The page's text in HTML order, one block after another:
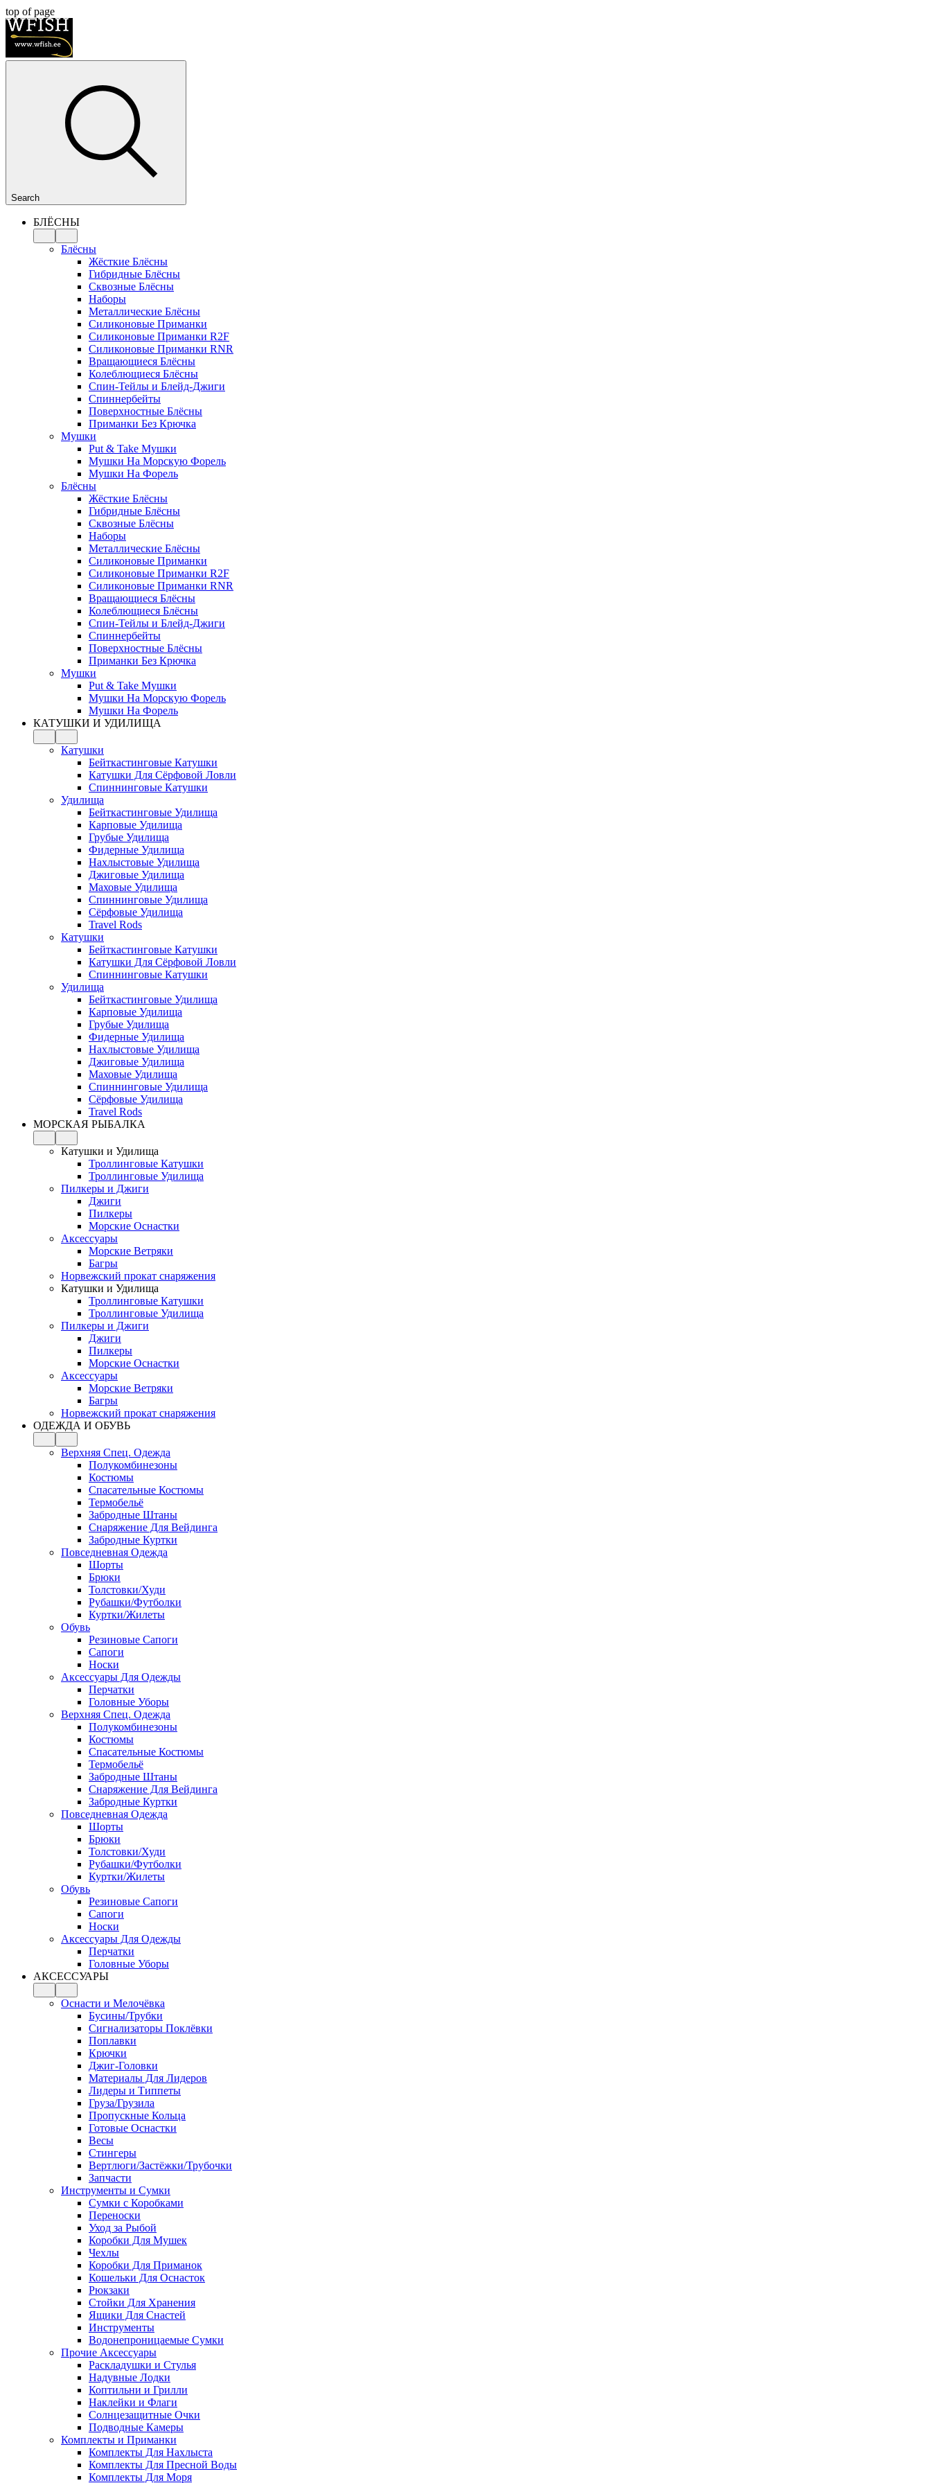
top of page
Search
БЛЁСНЫ
Блёсны
Жёсткие Блёсны
Гибридные Блёсны
Сквозные Блёсны
Наборы
Металлические Блёсны
Силиконовые Приманки
Силиконовые Приманки R2F
Силиконовые Приманки RNR
Вращающиеся Блёсны
Колеблющиеся Блёсны
Спин-Тейлы и Блейд-Джиги
Спиннербейты
Поверхностные Блёсны
Приманки Без Крючка
Мушки
Put & Take Мушки
Мушки На Морскую Форель
Мушки На Форель
Блёсны
Жёсткие Блёсны
Гибридные Блёсны
Сквозные Блёсны
Наборы
Металлические Блёсны
Силиконовые Приманки
Силиконовые Приманки R2F
Силиконовые Приманки RNR
Вращающиеся Блёсны
Колеблющиеся Блёсны
Спин-Тейлы и Блейд-Джиги
Спиннербейты
Поверхностные Блёсны
Приманки Без Крючка
Мушки
Put & Take Мушки
Мушки На Морскую Форель
Мушки На Форель
КАТУШКИ И УДИЛИЩА
Катушки
Бейткастинговые Катушки
Катушки Для Сёрфовой Ловли
Спиннинговые Катушки
Удилища
Бейткастинговые Удилища
Карповые Удилища
Грубые Удилища
Фидерные Удилища
Нахлыстовые Удилища
Джиговые Удилища
Маховые Удилища
Спиннинговые Удилища
Сёрфовые Удилища
Travel Rods
Катушки
Бейткастинговые Катушки
Катушки Для Сёрфовой Ловли
Спиннинговые Катушки
Удилища
Бейткастинговые Удилища
Карповые Удилища
Грубые Удилища
Фидерные Удилища
Нахлыстовые Удилища
Джиговые Удилища
Маховые Удилища
Спиннинговые Удилища
Сёрфовые Удилища
Travel Rods
МОРСКАЯ РЫБАЛКА
Катушки и Удилища
Троллинговые Катушки
Троллинговые Удилища
Пилкеры и Джиги
Джиги
Пилкеры
Морские Оснастки
Аксессуары
Морские Ветряки
Багры
Норвежский прокат снаряжения
Катушки и Удилища
Троллинговые Катушки
Троллинговые Удилища
Пилкеры и Джиги
Джиги
Пилкеры
Морские Оснастки
Аксессуары
Морские Ветряки
Багры
Норвежский прокат снаряжения
ОДЕЖДА И ОБУВЬ
Верхняя Спец. Одежда
Полукомбинезоны
Костюмы
Спасательные Костюмы
Термобельё
Забродные Штаны
Снаряжение Для Вейдинга
Забродные Куртки
Повседневная Одежда
Шорты
Брюки
Толстовки/Худи
Рубашки/Футболки
Куртки/Жилеты
Обувь
Резиновые Сапоги
Сапоги
Носки
Аксессуары Для Одежды
Перчатки
Головные Уборы
Верхняя Спец. Одежда
Полукомбинезоны
Костюмы
Спасательные Костюмы
Термобельё
Забродные Штаны
Снаряжение Для Вейдинга
Забродные Куртки
Повседневная Одежда
Шорты
Брюки
Толстовки/Худи
Рубашки/Футболки
Куртки/Жилеты
Обувь
Резиновые Сапоги
Сапоги
Носки
Аксессуары Для Одежды
Перчатки
Головные Уборы
АКСЕССУАРЫ
Оснасти и Мелочёвка
Бусины/Трубки
Сигнализаторы Поклёвки
Поплавки
Крючки
Джиг-Головки
Материалы Для Лидеров
Лидеры и Типпеты
Груза/Грузила
Пропускные Кольца
Готовые Оснастки
Весы
Стингеры
Вертлюги/Застёжки/Трубочки
Запчасти
Инструменты и Сумки
Сумки с Коробками
Переноски
Уход за Рыбой
Коробки Для Мушек
Чехлы
Коробки Для Приманок
Кошельки Для Оснасток
Рюкзаки
Стойки Для Хранения
Ящики Для Снастей
Инструменты
Водонепроницаемые Сумки
Прочие Аксессуары
Раскладушки и Стулья
Надувные Лодки
Коптильни и Грилли
Наклейки и Флаги
Солнцезащитные Очки
Подводные Камеры
Комплекты и Приманки
Комплекты Для Нахлыста
Комплекты Для Пресной Воды
Комплекты Для Моря